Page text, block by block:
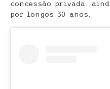
concessão privada,
por longos 30 anos.